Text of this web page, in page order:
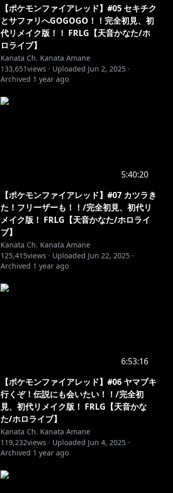
【ポケモンファイアレッド】#05 セキチク
とサファリへGOGOGO！！完全初見、初
代リメイク版！！ FRLG【天音かなた/ホ
ロライブ】
Kanata Ch. Kanata Amane
133,651views · Uploaded Jun 2, 2025 ·
Archived 1 year ago
5:40:20
【ポケモンファイアレッド】#07 カツラき
た！フリーザーも！！/完全初見、初代リ
メイク版！ FRLG【天音かなた/ホロライ
ブ】
Kanata Ch. Kanata Amane
125,415views · Uploaded Jun 22, 2025 ·
Archived 1 year ago
6:53:16
【ポケモンファイアレッド】#06 ヤマブキ
行くぞ！伝説にも会いたい！！/完全初
見、初代リメイク版！ FRLG【天音かな
た/ホロライブ】
Kanata Ch. Kanata Amane
119,232views · Uploaded Jun 4, 2025 ·
Archived 1 year ago